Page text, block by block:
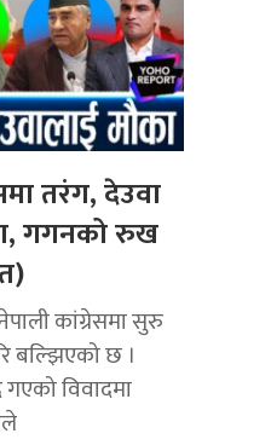
तरंग, देउवा
गगनको रुख
कांग्रेसमा सुरु
बल्झिएको छ ।
विवादमा